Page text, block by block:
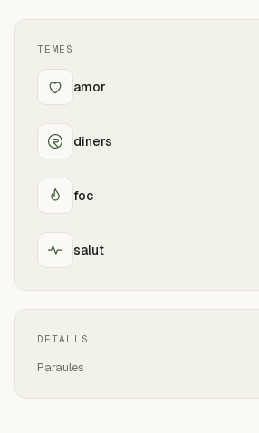
TEMES
amor
diners
foc
salut
DETALLS
Paraules